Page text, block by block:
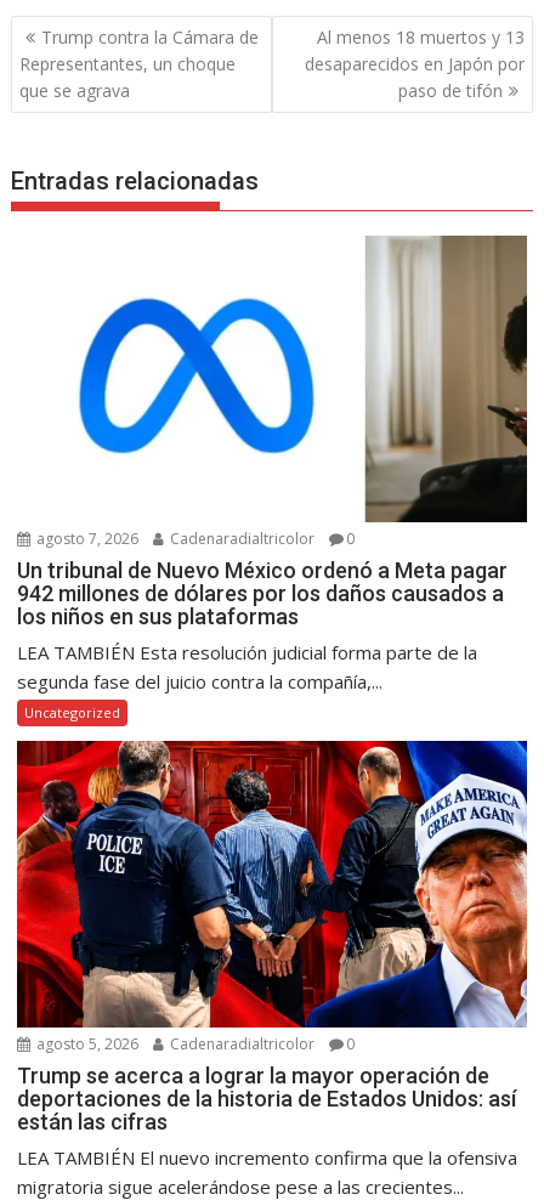
Navegación
de
entradas
Trump contra la Cámara de
Representantes, un choque
que se agrava
Al menos 18 muertos y 13
desaparecidos en Japón por
paso de tifón
Entradas relacionadas
agosto 7, 2026 Cadenaradialtricolor 0
Un tribunal de Nuevo México ordenó a Meta pagar
942 millones de dólares por los daños causados a
los niños en sus plataformas
LEA TAMBIÉN Esta resolución judicial forma parte de la
segunda fase del juicio contra la compañía,...
Uncategorized
agosto 5, 2026 Cadenaradialtricolor 0
Trump se acerca a lograr la mayor operación de
deportaciones de la historia de Estados Unidos: así
están las cifras
LEA TAMBIÉN El nuevo incremento confirma que la ofensiva
migratoria sigue acelerándose pese a las crecientes...